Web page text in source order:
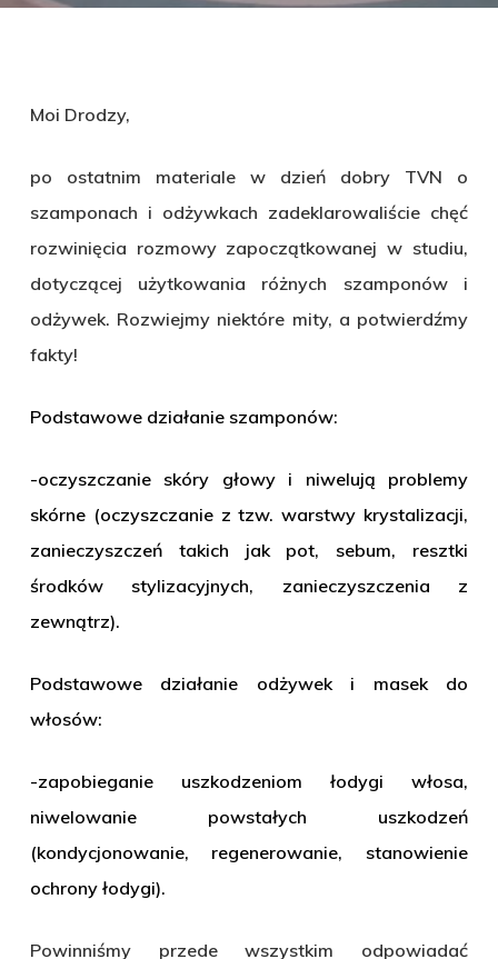
Moi Drodzy,
po ostatnim materiale w dzień dobry TVN o
szamponach i odżywkach zadeklarowaliście chęć
rozwinięcia rozmowy zapoczątkowanej w studiu,
dotyczącej użytkowania różnych szamponów i
odżywek. Rozwiejmy niektóre mity, a potwierdźmy
fakty!
Podstawowe działanie szamponów:
-oczyszczanie skóry głowy i niwelują problemy
skórne (oczyszczanie z tzw. warstwy krystalizacji,
zanieczyszczeń takich jak pot, sebum, resztki
środków stylizacyjnych, zanieczyszczenia z
zewnątrz).
Podstawowe działanie odżywek i masek do
włosów:
-zapobieganie uszkodzeniom łodygi włosa,
niwelowanie powstałych uszkodzeń
(kondycjonowanie, regenerowanie, stanowienie
ochrony łodygi).
Powinniśmy przede wszystkim odpowiadać